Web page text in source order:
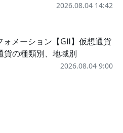
2026.08.04 14:42
メーション【GⅡ】仮想通貨
貨の種類別、地域別
2026.08.04 9:00